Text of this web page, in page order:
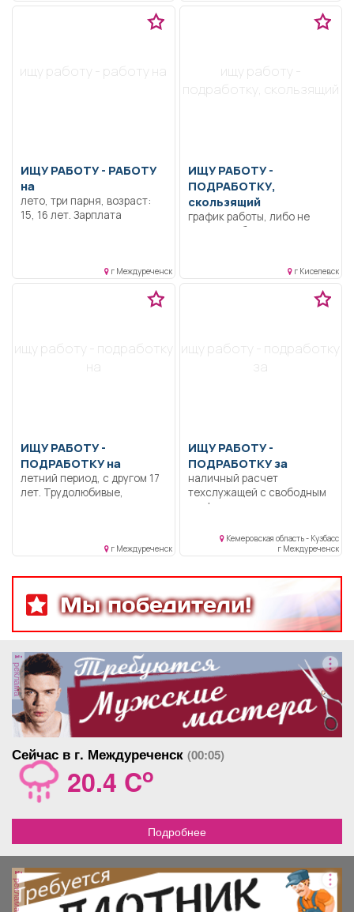
ищу работу - работу на
ИЩУ РАБОТУ - РАБОТУ
на
лето, три парня, возраст:
15, 16 лет. Зарплата
г Междуреченск
ищу работу -
подработку, скользящий
ИЩУ РАБОТУ -
ПОДРАБОТКУ,
скользящий
график работы, либо не
полный рабочий день.
служебных помещений.г Киселевск
ищу работу - подработку
на
ИЩУ РАБОТУ -
ПОДРАБОТКУ на
летний период, с другом 17
лет. Трудолюбивые,
г Междуреченск
ищу работу - подработку
за
ИЩУ РАБОТУ -
ПОДРАБОТКУ за
наличный расчет
техслужащей с свободным
графиком по вечерам
Кемеровская область - Кузбасс
г Междуреченск
Мы победители!
реклама
Сейчас в г. Междуреченск (00:05)
20.4 Co
Подробнее
реклама